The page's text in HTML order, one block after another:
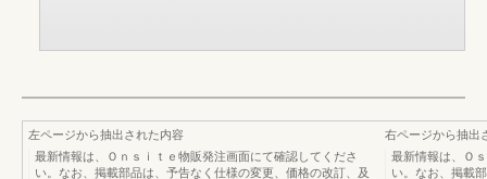
左ページから抽出された内容
最新情報は、Ｏｎｓｉｔｅ物販発注画面にて確認してくださ
い。なお、掲載部品は、予告なく仕様の変更、価格の改訂、及
右ページから抽出
最新情報は、Ｏ
い。なお、掲載